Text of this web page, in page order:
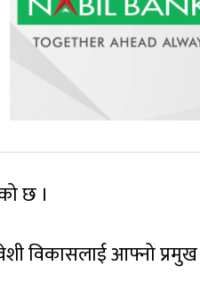
छ ।
विकासलाई आफ्नो प्रमुख